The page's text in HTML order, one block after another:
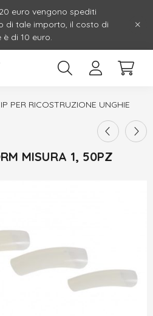
euro vengono spediti
di tale importo, il costo di
di 10 euro.
PER RICOSTRUZIONE UNGHIE
MISURA 1, 50PZ